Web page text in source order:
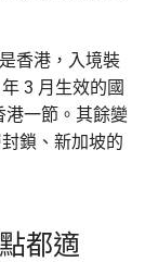
香港，入境裝
3 月生效的國
一節。其餘變
鎖、新加坡的
都適